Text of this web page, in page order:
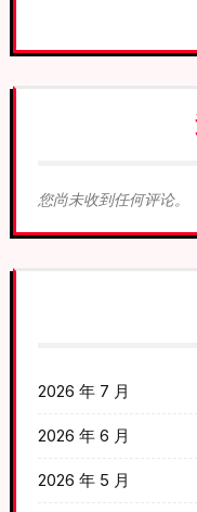
您尚未收到任何评论。
2026 年 7 月
2026 年 6 月
2026 年 5 月